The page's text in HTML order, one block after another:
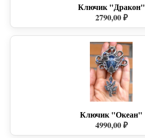
Ключик "Дракон"
2790,00 ₽
Ключик "Океан"
4990,00 ₽